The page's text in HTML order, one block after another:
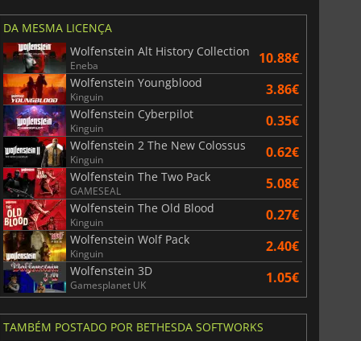
DA MESMA LICENÇA
Wolfenstein Alt History Collection
Eneba 10.88€
Wolfenstein Youngblood
Kinguin 3.86€
Wolfenstein Cyberpilot
Kinguin 0.35€
Wolfenstein 2 The New Colossus
Kinguin 0.62€
Wolfenstein The Two Pack
GAMESEAL 5.08€
Wolfenstein The Old Blood
Kinguin 0.27€
Wolfenstein Wolf Pack
Kinguin 2.40€
Wolfenstein 3D
Gamesplanet UK 1.05€
TAMBÉM POSTADO POR BETHESDA SOFTWORKS